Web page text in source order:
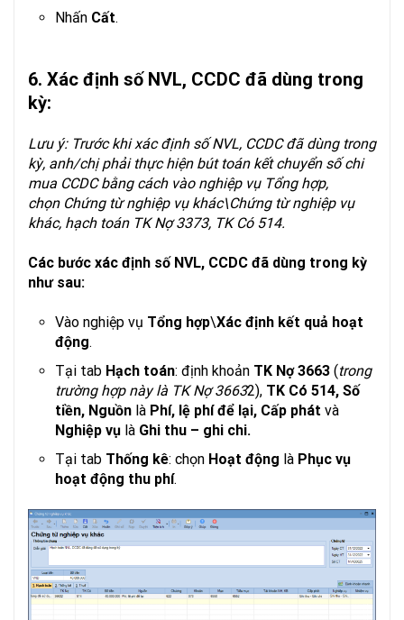
Nhấn Cất.
6. Xác định số NVL, CCDC đã dùng trong
kỳ:
Lưu ý: Trước khi xác định số NVL, CCDC đã dùng trong
kỳ, anh/chị phải thực hiện bút toán kết chuyển số chi
mua CCDC bằng cách vào nghiệp vụ Tổng hợp,
chọn Chứng từ nghiệp vụ khác\Chứng từ nghiệp vụ
khác, hạch toán TK Nợ 3373, TK Có 514.
Các bước xác định số NVL, CCDC đã dùng trong kỳ
như sau:
Vào nghiệp vụ Tổng hợp\Xác định kết quả hoạt
động.
Tại tab Hạch toán: định khoản TK Nợ 3663 (trong
trường hợp này là TK Nợ 36632), TK Có 514, Số
tiền, Nguồn là Phí, lệ phí để lại, Cấp phát và
Nghiệp vụ là Ghi thu – ghi chi.
Tại tab Thống kê: chọn Hoạt động là Phục vụ
hoạt động thu phí.